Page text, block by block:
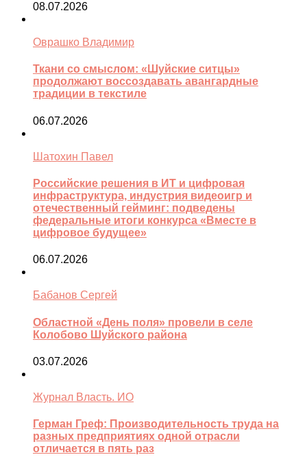
08.07.2026
Оврашко Владимир
Ткани со смыслом: «Шуйские ситцы»
продолжают воссоздавать авангардные
традиции в текстиле
06.07.2026
Шатохин Павел
Российские решения в ИТ и цифровая
инфраструктура, индустрия видеоигр и
отечественный гейминг: подведены
федеральные итоги конкурса «Вместе в
цифровое будущее»
06.07.2026
Бабанов Сергей
Областной «День поля» провели в селе
Колобово Шуйского района
03.07.2026
Журнал Власть. ИО
Герман Греф: Производительность труда на
разных предприятиях одной отрасли
отличается в пять раз